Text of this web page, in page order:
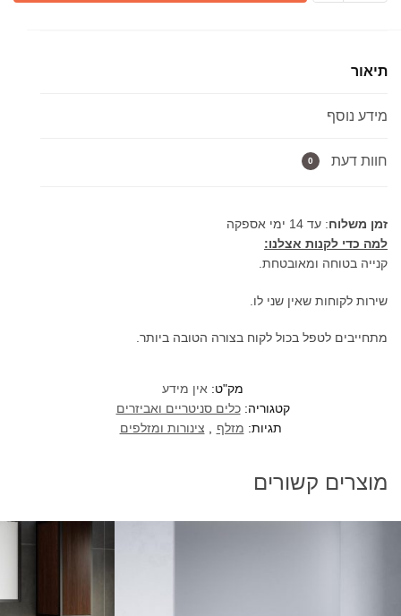
3
זרימה
צבעים
תיאור
מידע נוסף
חוות דעת 0
זמן משלוח: עד 14 ימי אספקה
למה כדי לקנות אצלנו:
קנייה בטוחה ומאובטחת.
שירות לקוחות שאין שני לו.
מתחייבים לטפל בכול לקוח בצורה הטובה ביותר.
מק"ט: אין מידע
קטגוריה:כלים סניטריים ואביזרים
תגיות: מזלף צינורות ומזלפים
מוצרים קשורים